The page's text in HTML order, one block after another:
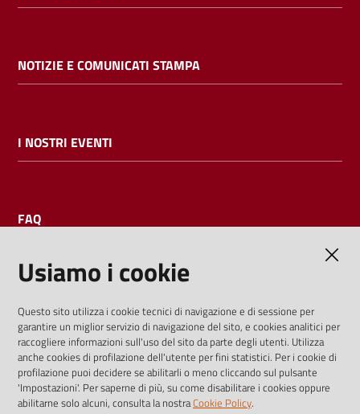
NOTIZIE E COMUNICATI STAMPA
I NOSTRI EVENTI
FAQ
I dati personali pubblicati sono riutilizzabili solo alle condizioni
previste dalla direttiva comunitaria 2003/98/CE e dal d.lgs.
36/2006
Usiamo i cookie
Questo sito utilizza i cookie tecnici di navigazione e di sessione per
garantire un miglior servizio di navigazione del sito, e cookies analitici per
raccogliere informazioni sull'uso del sito da parte degli utenti. Utilizza
anche cookies di profilazione dell'utente per fini statistici. Per i cookie di
profilazione puoi decidere se abilitarli o meno cliccando sul pulsante
'Impostazioni'. Per saperne di più, su come disabilitare i cookies oppure
abilitarne solo alcuni, consulta la nostraCookie Policy.